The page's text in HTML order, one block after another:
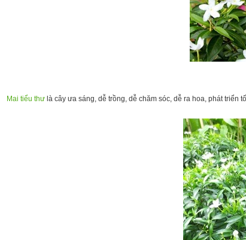
Mai tiểu thưlà cây ưa sáng, dễ trồng, dễ chăm sóc, dễ ra hoa, phát triển